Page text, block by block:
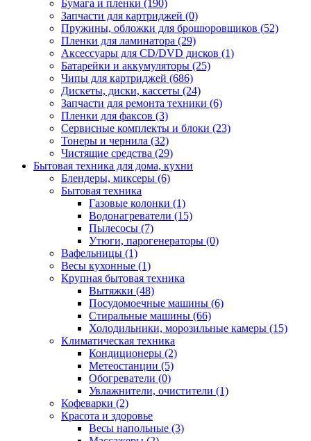
Бумага и пленки (190)
Запчасти для картриджей (0)
Пружины, обложки для брошюровщиков (52)
Пленки для ламинатора (29)
Аксессуары для CD/DVD дисков (1)
Батарейки и аккумуляторы (25)
Чипы для картриджей (686)
Дискеты, диски, кассеты (24)
Запчасти для ремонта техники (6)
Пленки для факсов (3)
Сервисные комплекты и блоки (23)
Тонеры и чернила (32)
Чистящие средства (29)
Бытовая техника для дома, кухни
Блендеры, миксеры (6)
Бытовая техника
Газовые колонки (1)
Водонагреватели (15)
Пылесосы (7)
Утюги, парогенераторы (0)
Вафельницы (1)
Весы кухонные (1)
Крупная бытовая техника
Вытяжки (48)
Посудомоечные машины (6)
Стиральные машины (66)
Холодильники, морозильные камеры (15)
Климатическая техника
Кондиционеры (2)
Метеостанции (5)
Обогреватели (0)
Увлажнители, очистители (1)
Кофеварки (2)
Красота и здоровье
Весы напольные (3)